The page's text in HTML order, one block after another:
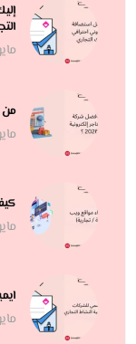
مايو 24,
من
مايو 24,
مايو 24,
مايو 24,